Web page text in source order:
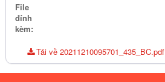
File
đính
kèm:
Tải về 20211210095701_435_BC.pdf